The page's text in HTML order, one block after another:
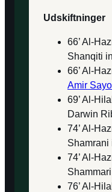
Udskiftninger
66’ Al-
Shanqiti
66’ Al-
Amir
69’ Al-
Darwin
74’ Al-
Shamrani
74’ Al-
76’ Al-